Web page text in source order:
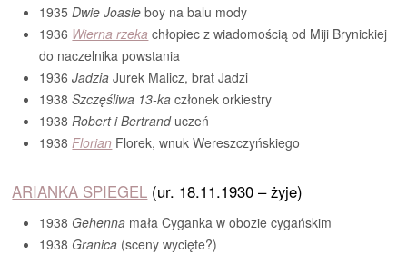
1935Dwie Joasie boy na balu mody
1936 Wierna rzeka chłopiec z wiadomością od Miji Brynickiej
do naczelnika powstania
1936Jadzia Jurek Malicz, brat Jadzi
1938Szczęśliwa 13-ka członek orkiestry
1938Robert i Bertranduczeń
1938Florian Florek, wnuk Wereszczyńskiego
ARIANKA SPIEGEL (ur. 18.11.1930 – żyje)
1938 Gehenna mała Cyganka w obozie cygańskim
1938 Granica (sceny wycięte?)